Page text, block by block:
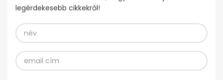
legérdekesebb cikkekről!